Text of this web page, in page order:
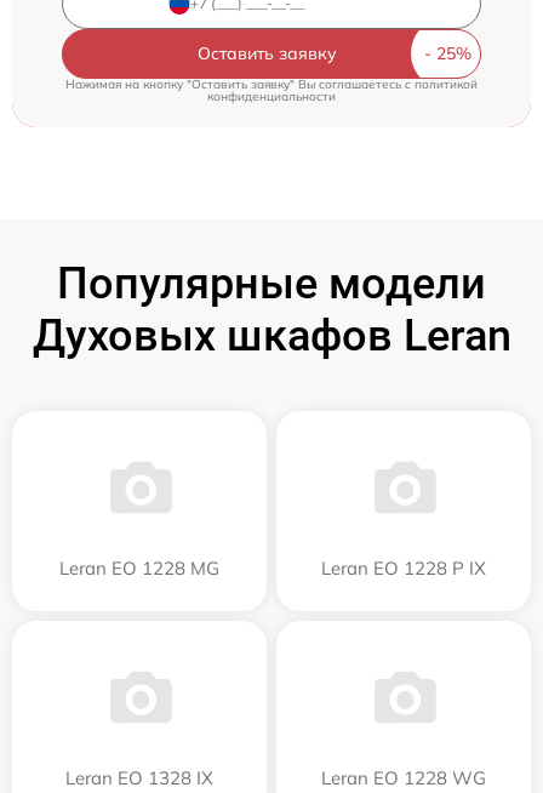
Оставить заявку
Нажимая на кнопку "Оставить заявку" Вы соглашаетесь cполитикой
конфиденциальности
Популярные модели
Духовых шкафов Leran
Leran EO 1228 MG Leran EO 1228 P IX
Leran EO 1328 IX Leran EO 1228 WG